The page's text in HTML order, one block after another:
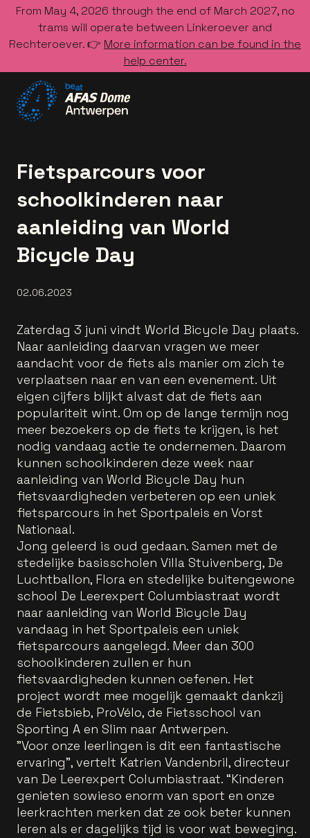
From May 4, 2026 through the end of March 2027, no
trams will operate between Linkeroever and
Rechteroever. 👉 More information can be found in the
help center.
Fietsparcours voor
schoolkinderen naar
aanleiding van World
Bicycle Day
02.06.2023
Zaterdag 3 juni vindt World Bicycle Day plaats.
Naar aanleiding daarvan vragen we meer
aandacht voor de fiets als manier om zich te
verplaatsen naar en van een evenement. Uit
eigen cijfers blijkt alvast dat de fiets aan
populariteit wint. Om op de lange termijn nog
meer bezoekers op de fiets te krijgen, is het
nodig vandaag actie te ondernemen. Daarom
kunnen schoolkinderen deze week naar
aanleiding van World Bicycle Day hun
fietsvaardigheden verbeteren op een uniek
fietsparcours in het Sportpaleis en Vorst
Nationaal.
Jong geleerd is oud gedaan. Samen met de
stedelijke basisscholen Villa Stuivenberg, De
Luchtballon, Flora en stedelijke buitengewone
school De Leerexpert Columbiastraat wordt
naar aanleiding van World Bicycle Day
vandaag in het Sportpaleis een uniek
fietsparcours aangelegd. Meer dan 300
schoolkinderen zullen er hun
fietsvaardigheden kunnen oefenen. Het
project wordt mee mogelijk gemaakt dankzij
de Fietsbieb, ProVélo, de Fietsschool van
Sporting A en Slim naar Antwerpen.
"Voor onze leerlingen is dit een fantastische
ervaring”, vertelt Katrien Vandenbril, directeur
van De Leerexpert Columbiastraat. “Kinderen
genieten sowieso enorm van sport en onze
leerkrachten merken dat ze ook beter kunnen
leren als er dagelijks tijd is voor wat beweging.